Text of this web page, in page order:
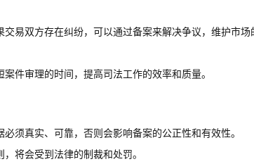
易双方存在纠纷，可以通过备案来解决争议，维护市场
件审理的时间，提高司法工作的效率和质量。
须真实、可靠，否则会影响备案的公正性和有效性。
将会受到法律的制裁和处罚。